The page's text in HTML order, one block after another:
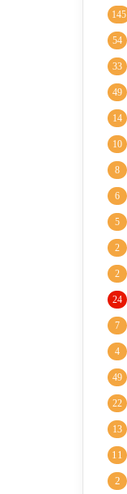
145
54
33
49
14
10
8
6
5
2
2
24
7
4
49
22
13
11
2